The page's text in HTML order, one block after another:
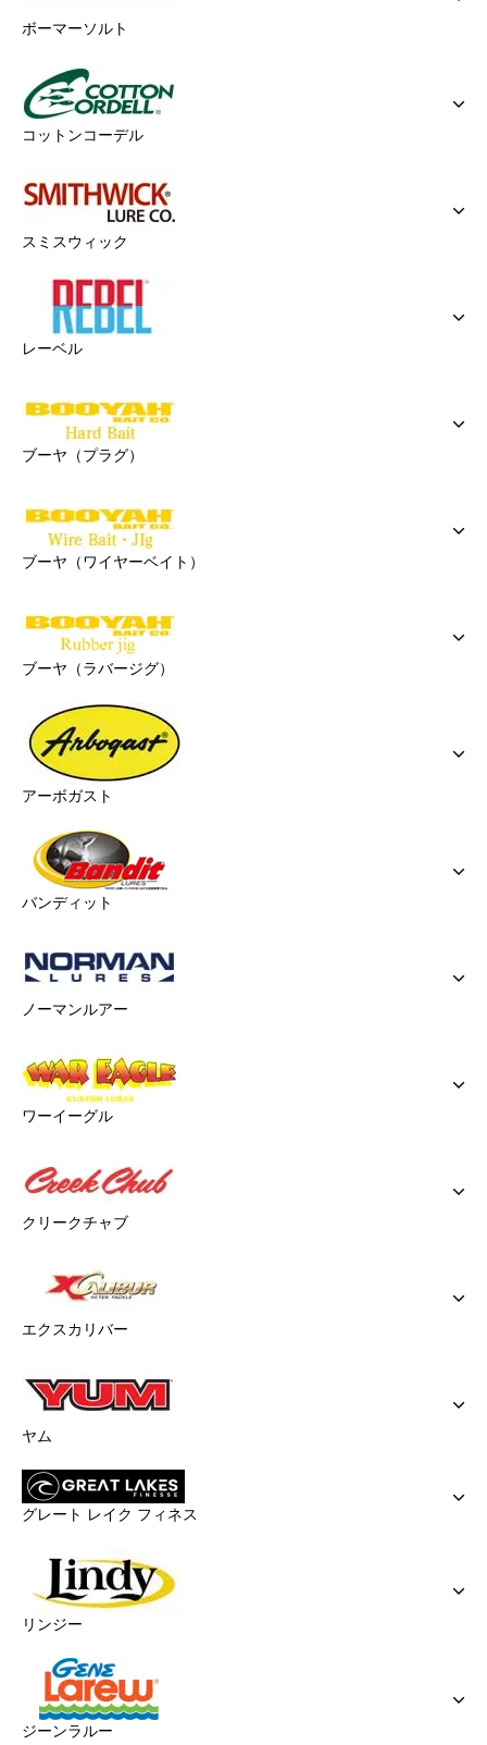
ボーマーソルト
コットンコーデル
スミスウィック
レーベル
ブーヤ（プラグ）
ブーヤ（ワイヤーベイト）
ブーヤ（ラバージグ）
アーボガスト
バンディット
ノーマンルアー
ワーイーグル
クリークチャブ
エクスカリバー
ヤム
グレート レイク フィネス
リンジー
ジーンラルー